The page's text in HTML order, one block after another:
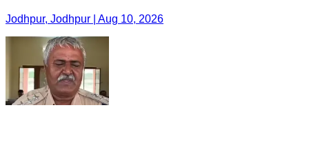
Jodhpur, Jodhpur | Aug 10, 2026